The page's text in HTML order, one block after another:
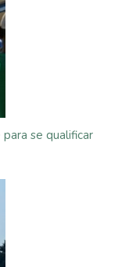
se qualificar